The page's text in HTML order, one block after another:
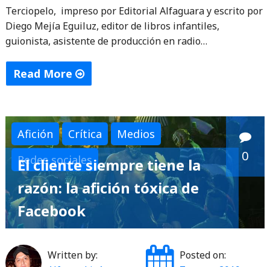
Terciopelo, impreso por Editorial Alfaguara y escrito por
Diego Mejía Eguiluz, editor de libros infantiles,
guionista, asistente de producción en radio…
Read More
de
Terciopelo"
Afición Crítica
Medios
Redes sociales
0
El cliente siempre tiene la
razón: la afición tóxica de
Facebook
Written by:
Posted on: